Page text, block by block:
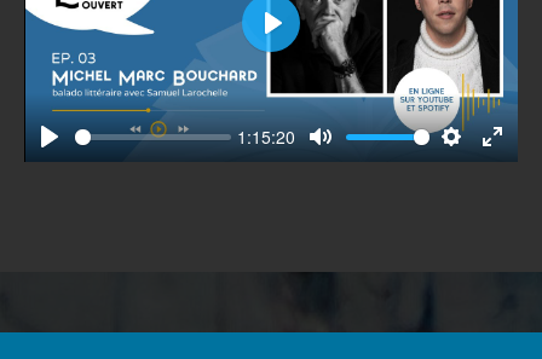
Play
1:15:20
Mute SettingsEnter
Play